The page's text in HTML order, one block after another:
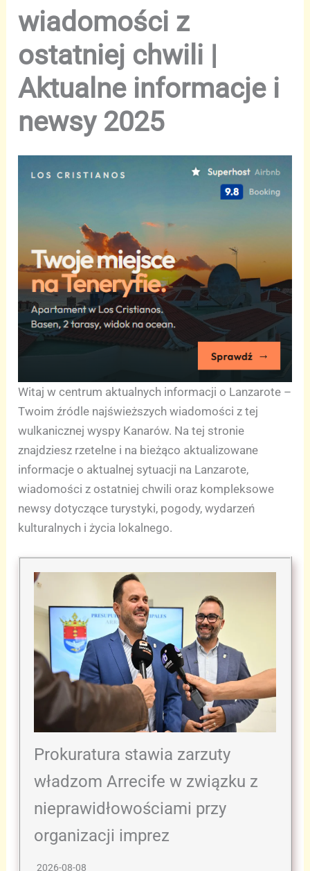
wiadomości z
ostatniej chwili |
Aktualne informacje i
newsy 2025
Witaj w centrum aktualnych informacji o Lanzarote –
Twoim źródle najświeższych wiadomości z tej
wulkanicznej wyspy Kanarów. Na tej stronie
znajdziesz rzetelne i na bieżąco aktualizowane
informacje o aktualnej sytuacji na Lanzarote,
wiadomości z ostatniej chwili oraz kompleksowe
newsy dotyczące turystyki, pogody, wydarzeń
kulturalnych i życia lokalnego.
Prokuratura stawia zarzuty
władzom Arrecife w związku z
nieprawidłowościami przy
organizacji imprez
2026-08-08